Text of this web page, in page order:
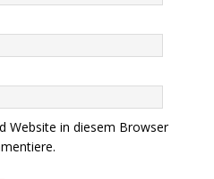
Website in diesem Browser